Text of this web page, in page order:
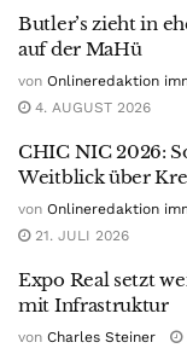
Butler’s zieht in
auf der MaHü
von Onlineredaktion
4. AUGUST 2026
CHIC NIC 2026:
Weitblick über
von Onlineredaktion
21. JULI 2026
Expo Real setzt
mit Infrastruktur
von Charles Steiner